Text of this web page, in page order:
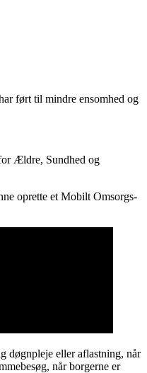
ført til mindre ensomhed og
Ældre, Sundhed og
oprette et Mobilt Omsorgs-
døgnpleje eller aflastning, når
når borgerne er